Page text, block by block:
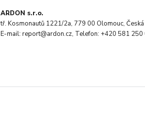
ARDON s.r.o.
tř. Kosmonautů 1221/2a, 779 00 Olomouc,
E-mail: report@ardon.cz, Telefon: +420 581 250